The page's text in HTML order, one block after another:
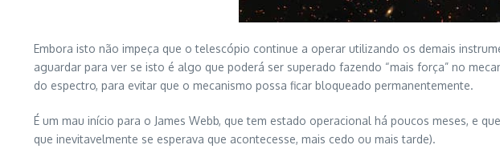
Embora isto não impeça que o telescópio continue a operar utilizando os demais
aguardar para ver se isto é algo que poderá ser superado fazendo “mais força” no
do espectro, para evitar que o mecanismo possa ficar bloqueado permanentemente.
É um mau início para o James Webb, que tem estado operacional há poucos meses, e
que inevitavelmente se esperava que acontecesse, mais cedo ou mais tarde).